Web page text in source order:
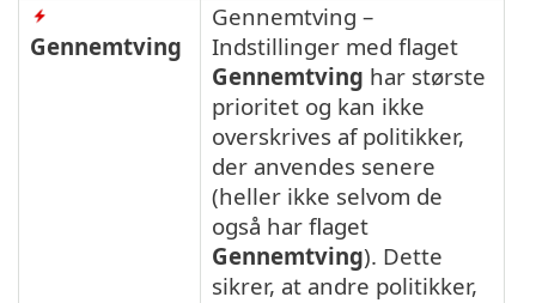
Gennemtving
Gennemtving –
Indstillinger med flaget
Gennemtving har største
prioritet og kan ikke
overskrives af politikker,
der anvendes senere
(heller ikke selvom de
også har flaget
Gennemtving). Dette
sikrer, at andre politikker,